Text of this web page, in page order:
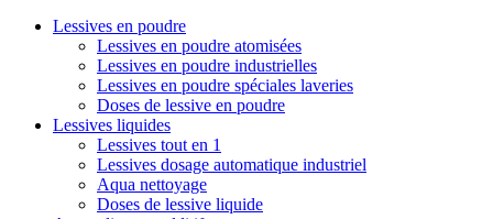
Lessives en poudre
Lessives en poudre atomisées
Lessives en poudre industrielles
Lessives en poudre spéciales laveries
Doses de lessive en poudre
Lessives liquides
Lessives tout en 1
Lessives dosage automatique industriel
Aqua nettoyage
Doses de lessive liquide